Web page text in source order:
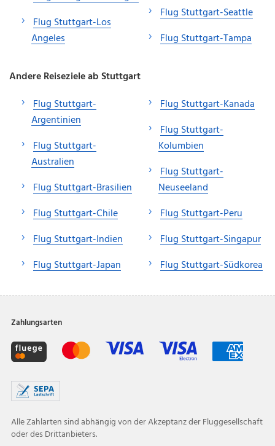
Flug Stuttgart-Los
Angeles
Flug Stuttgart-Seattle
Flug Stuttgart-Tampa
Andere Reiseziele ab Stuttgart
Flug Stuttgart-
Argentinien
Flug Stuttgart-
Australien
Flug Stuttgart-Brasilien
Flug Stuttgart-Chile
Flug Stuttgart-Indien
Flug Stuttgart-Japan
Flug Stuttgart-Kanada
Flug Stuttgart-
Kolumbien
Flug Stuttgart-
Neuseeland
Flug Stuttgart-Peru
Flug Stuttgart-Singapur
Flug Stuttgart-Südkorea